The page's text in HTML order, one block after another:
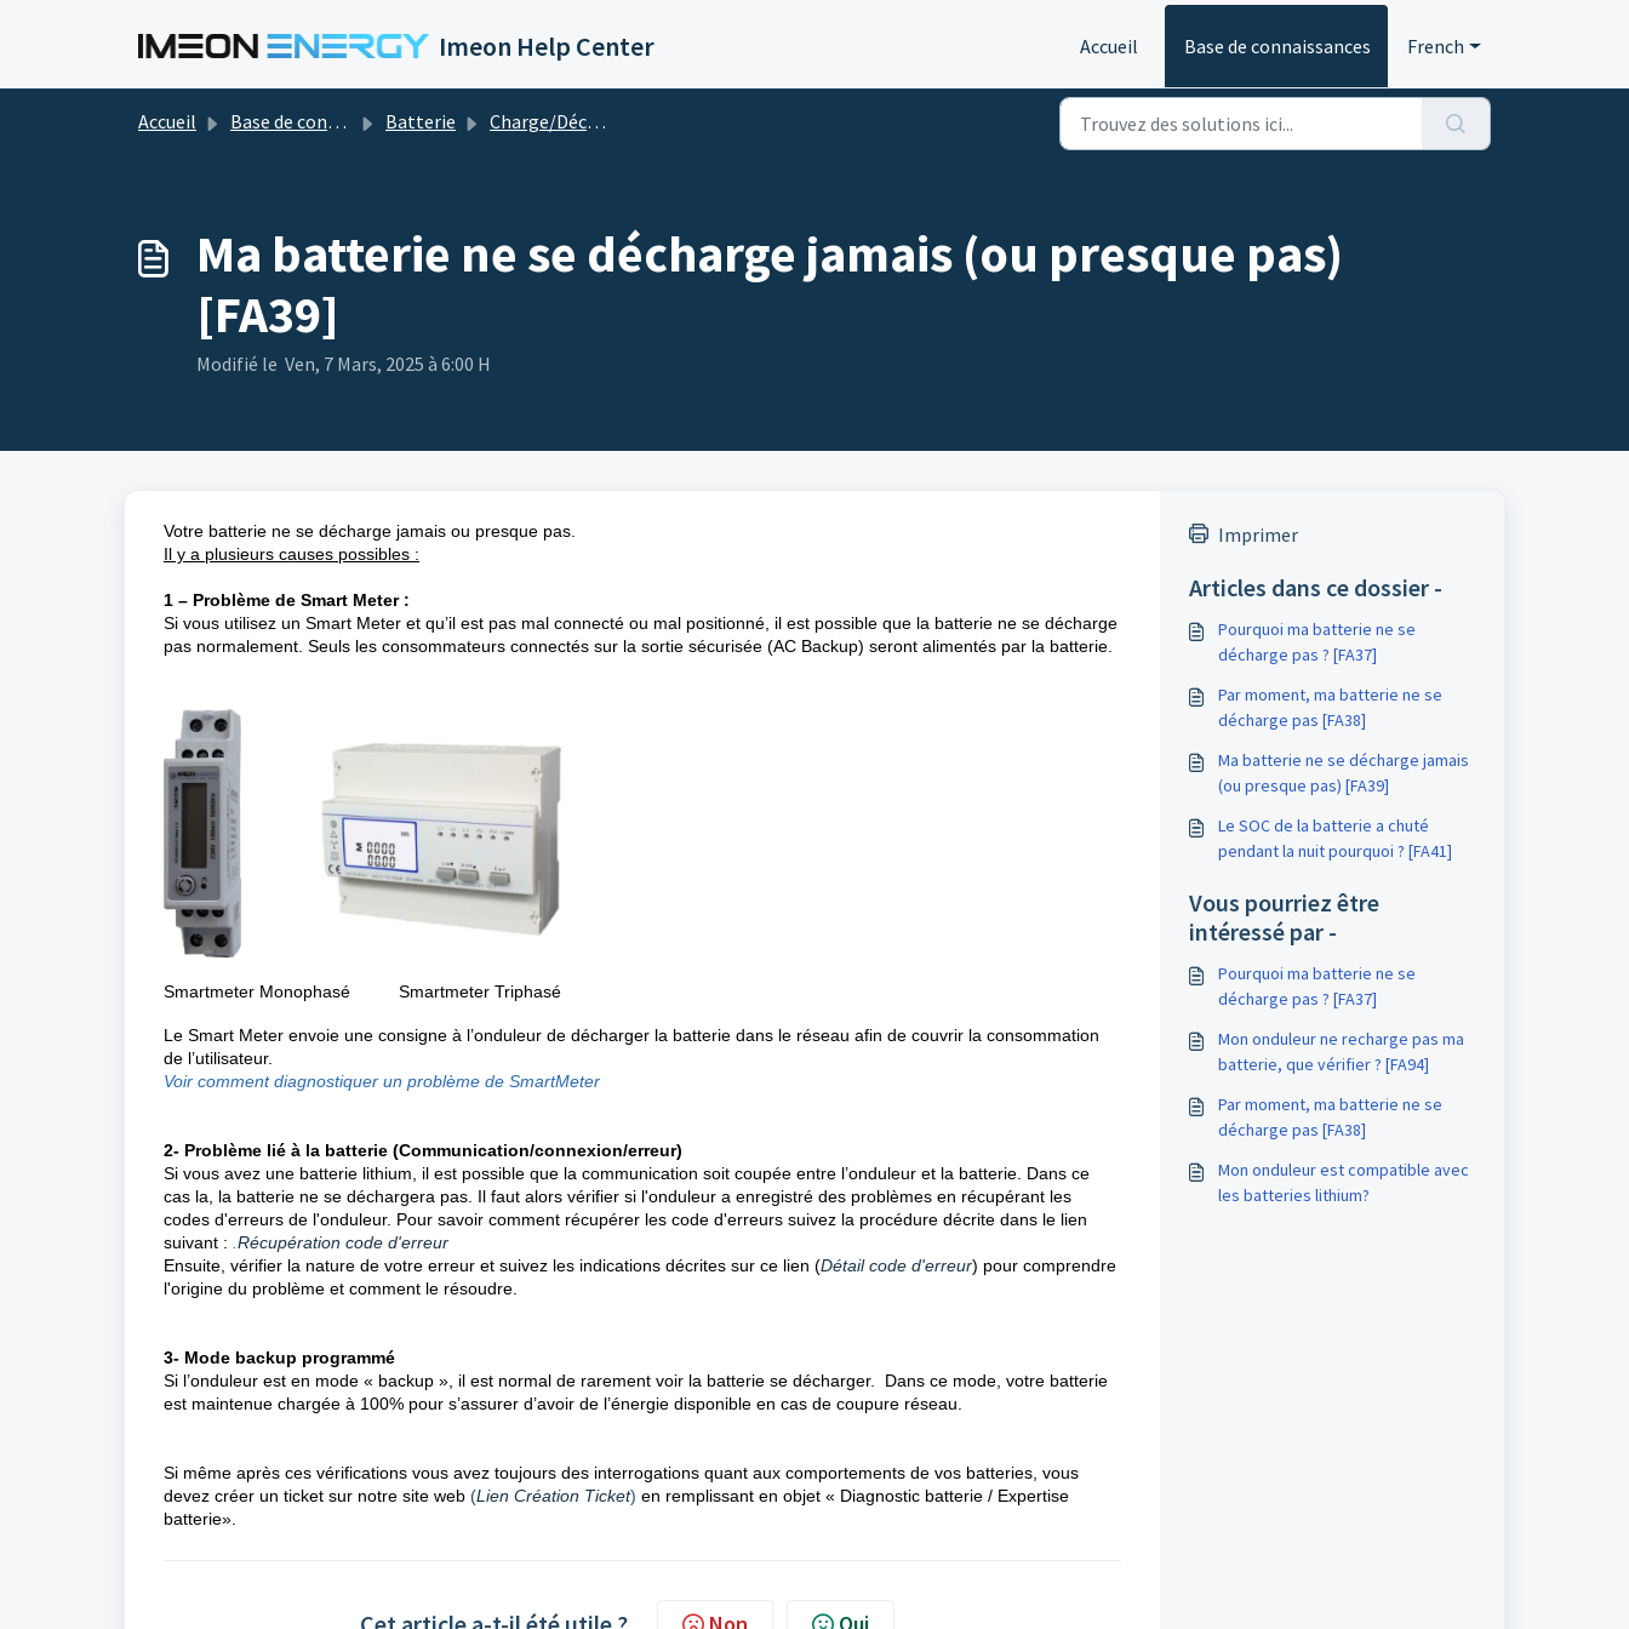
Imeon Help Center Accueil Base de connaissances French
Accueil Base de connaissances Batterie Charge/Décharge
Ma batterie ne se décharge jamais (ou presque pas)
[FA39]
Modifié le Ven, 7 Mars, 2025 à 6:00 H
Votre batterie ne se décharge jamais ou presque pas.
Il y a plusieurs causes possibles :
1 – Problème de Smart Meter :
Si vous utilisez un Smart Meter et qu’il est pas mal connecté ou mal positionné, il est possible que la batterie ne se décharge
pas normalement. Seuls les consommateurs connectés sur la sortie sécurisée (AC Backup) seront alimentés par la batterie.
Smartmeter Monophasé Smartmeter Triphasé
Le Smart Meter envoie une consigne à l’onduleur de décharger la batterie dans le réseau afin de couvrir la consommation
de l’utilisateur.
Voir comment diagnostiquer un problème de SmartMeter
2- Problème lié à la batterie (Communication/connexion/erreur)
Si vous avez une batterie lithium, il est possible que la communication soit coupée entre l’onduleur et la batterie. Dans ce
cas la, la batterie ne se déchargera pas. Il faut alors vérifier si l'onduleur a enregistré des problèmes en récupérant les
codes d'erreurs de l'onduleur. Pour savoir comment récupérer les code d'erreurs suivez la procédure décrite dans le lien
suivant : Récupération code d'erreur
Ensuite, vérifier la nature de votre erreur et suivez les indications décrites sur ce lien (Détail code d'erreur) pour comprendre
l'origine du problème et comment le résoudre.
3- Mode backup programmé
Si l’onduleur est en mode « backup », il est normal de rarement voir la batterie se décharger. Dans ce mode, votre batterie
est maintenue chargée à 100% pour s’assurer d’avoir de l’énergie disponible en cas de coupure réseau.
Si même après ces vérifications vous avez toujours des interrogations quant aux comportements de vos batteries, vous
devez créer un ticket sur notre site web (Lien Création Ticket) en remplissant en objet « Diagnostic batterie / Expertise
batterie».
Imprimer
Articles dans ce dossier -
Pourquoi ma batterie ne se
décharge pas ? [FA37]
Par moment, ma batterie ne se
décharge pas [FA38]
Ma batterie ne se décharge jamais
(ou presque pas) [FA39]
Le SOC de la batterie a chuté
pendant la nuit pourquoi ? [FA41]
Vous pourriez être
intéressé par -
Pourquoi ma batterie ne se
décharge pas ? [FA37]
Mon onduleur ne recharge pas ma
batterie, que vérifier ? [FA94]
Par moment, ma batterie ne se
décharge pas [FA38]
Mon onduleur est compatible avec
les batteries lithium?